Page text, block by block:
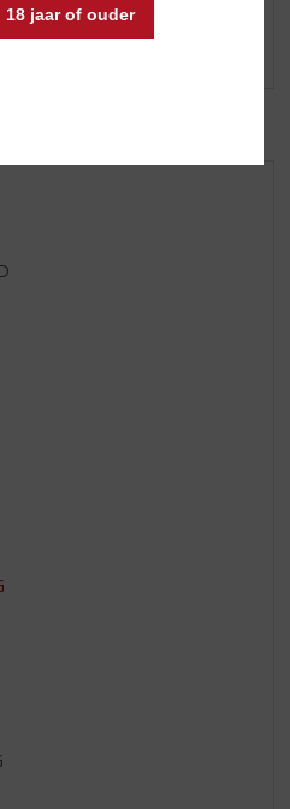
18 jaar of ouder
te combineren met